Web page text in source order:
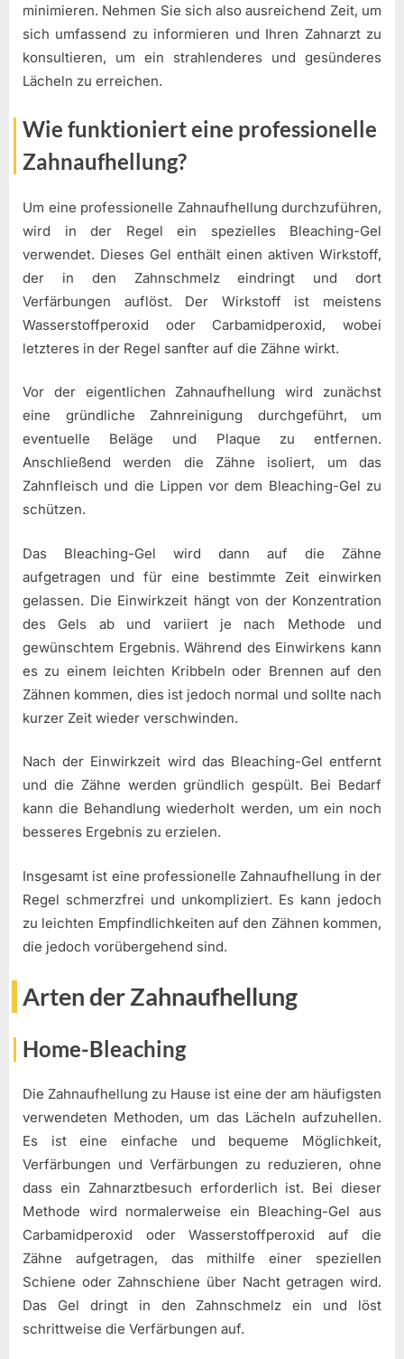
minimieren. Nehmen Sie sich also ausreichend Zeit, um
sich umfassend zu informieren und Ihren Zahnarzt zu
konsultieren, um ein strahlenderes und gesünderes
Lächeln zu erreichen.
Wie funktioniert eine professionelle
Zahnaufhellung?
Um eine professionelle Zahnaufhellung durchzuführen,
wird in der Regel ein spezielles Bleaching-Gel
verwendet. Dieses Gel enthält einen aktiven Wirkstoff,
der in den Zahnschmelz eindringt und dort
Verfärbungen auflöst. Der Wirkstoff ist meistens
Wasserstoffperoxid oder Carbamidperoxid, wobei
letzteres in der Regel sanfter auf die Zähne wirkt.
Vor der eigentlichen Zahnaufhellung wird zunächst
eine gründliche Zahnreinigung durchgeführt, um
eventuelle Beläge und Plaque zu entfernen.
Anschließend werden die Zähne isoliert, um das
Zahnfleisch und die Lippen vor dem Bleaching-Gel zu
schützen.
Das Bleaching-Gel wird dann auf die Zähne
aufgetragen und für eine bestimmte Zeit einwirken
gelassen. Die Einwirkzeit hängt von der Konzentration
des Gels ab und variiert je nach Methode und
gewünschtem Ergebnis. Während des Einwirkens kann
es zu einem leichten Kribbeln oder Brennen auf den
Zähnen kommen, dies ist jedoch normal und sollte nach
kurzer Zeit wieder verschwinden.
Nach der Einwirkzeit wird das Bleaching-Gel entfernt
und die Zähne werden gründlich gespült. Bei Bedarf
kann die Behandlung wiederholt werden, um ein noch
besseres Ergebnis zu erzielen.
Insgesamt ist eine professionelle Zahnaufhellung in der
Regel schmerzfrei und unkompliziert. Es kann jedoch
zu leichten Empfindlichkeiten auf den Zähnen kommen,
die jedoch vorübergehend sind.
Arten der Zahnaufhellung
Home-Bleaching
Die Zahnaufhellung zu Hause ist eine der am häufigsten
verwendeten Methoden, um das Lächeln aufzuhellen.
Es ist eine einfache und bequeme Möglichkeit,
Verfärbungen und Verfärbungen zu reduzieren, ohne
dass ein Zahnarztbesuch erforderlich ist. Bei dieser
Methode wird normalerweise ein Bleaching-Gel aus
Carbamidperoxid oder Wasserstoffperoxid auf die
Zähne aufgetragen, das mithilfe einer speziellen
Schiene oder Zahnschiene über Nacht getragen wird.
Das Gel dringt in den Zahnschmelz ein und löst
schrittweise die Verfärbungen auf.